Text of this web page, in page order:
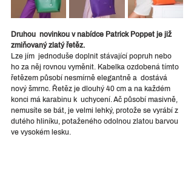
Druhou  novinkou v nabídce Patrick Poppet je již
zmiňovaný zlatý řetěz.
Lze jím  jednoduše doplnit stávající popruh nebo
ho za něj rovnou vyměnit. Kabelka ozdobená tímto
řetězem působí nesmírně elegantně a  dostává
nový šmrnc. Řetěz je dlouhý 40 cm a na každém
konci má karabinu k  uchycení. Ač působí masivně,
nemusíte se bát, je velmi lehký, protože se vyrábí z
dutého hliníku, potaženého odolnou zlatou barvou
ve vysokém lesku.